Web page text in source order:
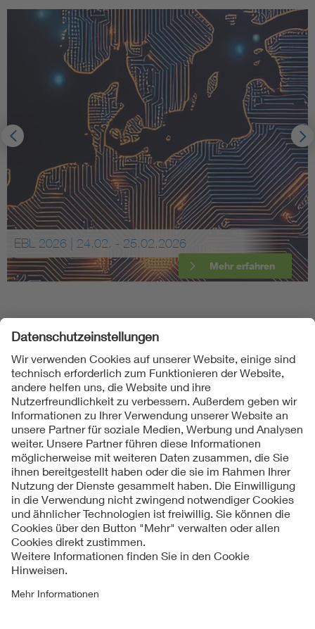
EBL 2026 | 24.02. - 25.02.2026
Mehr erfahren
Folgen Sie uns
Kontakte
Service
Impressum
Datenschutzinformationen
Cookie Hinweise